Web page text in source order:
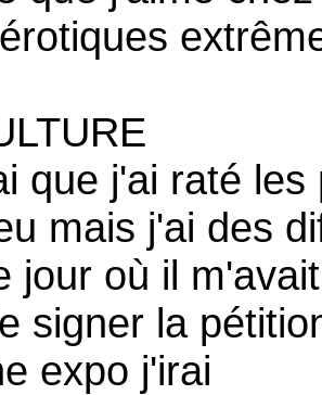
que j'ai raté
mais j'ai des
jour où il
signer la
expo j'irai